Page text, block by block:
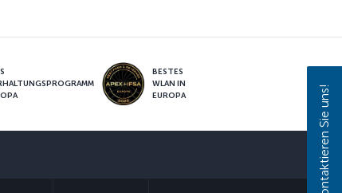
BESTES
WLAN IN
EUROPA
Kontaktieren Sie uns!